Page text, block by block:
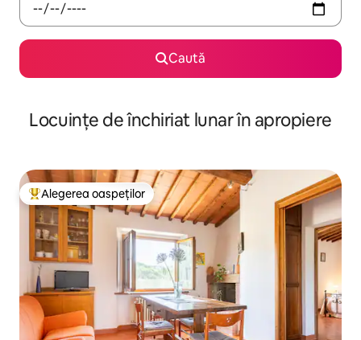
Caută
Locuințe de închiriat lunar în apropiere
Locuință din topul categoriei Alegerea oaspeților
Alegerea oaspeților